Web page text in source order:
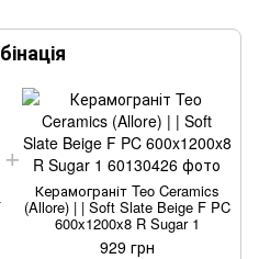
Керамограніт Teo Ceramics
(Allore) | | Soft Slate Beige F PC
600x1200x8 R Sugar 1
929 грн